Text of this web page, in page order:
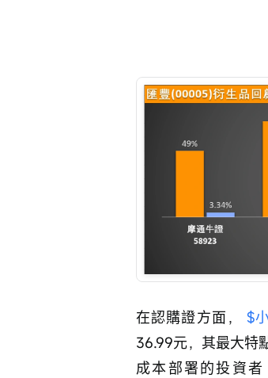
在認購證方面， $
36.99元，其最大特
成本部署的投資